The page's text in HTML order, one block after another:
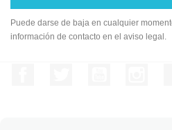
Puede darse de baja en cualquier
información de contacto en el aviso legal.